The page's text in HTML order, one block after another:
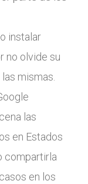
instalar
no olvide su
mismas.
las
en Estados
compartirla
en los